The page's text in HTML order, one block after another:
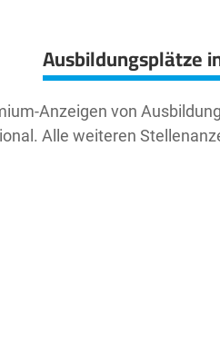
Ausbildungsplätze
Anzeigen von
Alle weiteren